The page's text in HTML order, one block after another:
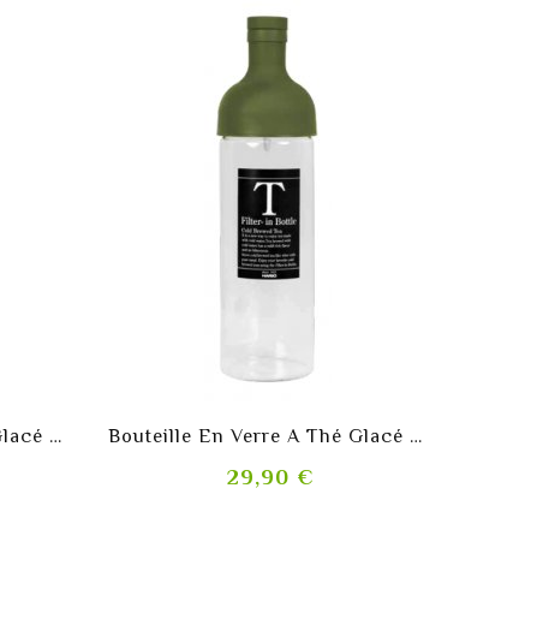
Bouteille En Verre À Thé Glacé 300ml
shopping_cart
Bouteille En Verre A Thé Glacé Et Ice Tea
29,90 €